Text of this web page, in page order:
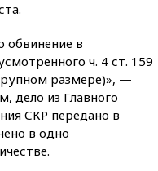
обвинение в
ч. 4 ст. 159
размере)», —
дело из Главного
СКР передано в
в одно